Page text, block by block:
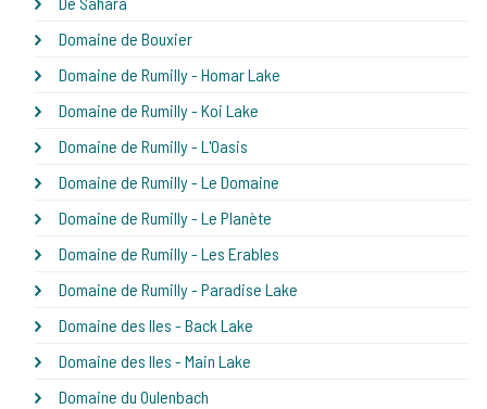
Domaine de Bouxier
Domaine de Rumilly - Homar Lake
Domaine de Rumilly - Koi Lake
Domaine de Rumilly - L'Oasis
Domaine de Rumilly - Le Domaine
Domaine de Rumilly - Le Planète
Domaine de Rumilly - Les Erables
Domaine de Rumilly - Paradise Lake
Domaine des Iles - Back Lake
Domaine des Iles - Main Lake
Domaine du Oulenbach